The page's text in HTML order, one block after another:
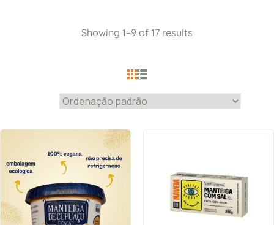
Showing 1–9 of 17 results